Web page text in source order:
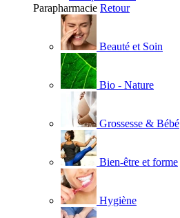
Parapharmacie Retour
Beauté et Soin
Bio - Nature
Grossesse & Bébé
Bien-être et forme
Hygiène